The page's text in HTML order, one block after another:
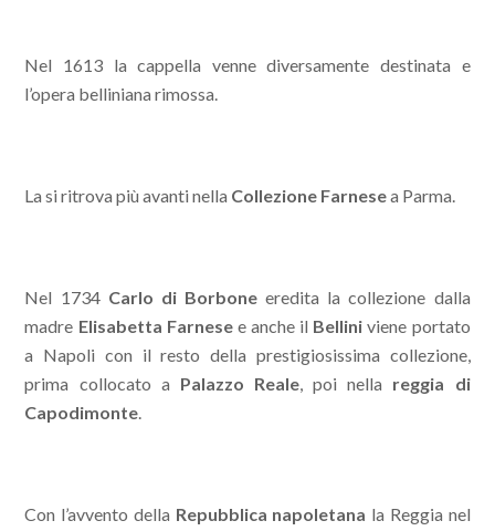
Nel 1613 la cappella venne diversamente destinata e
l’opera belliniana rimossa.
La si ritrova più avanti nella Collezione Farnesea Parma.
Nel 1734 Carlo di Borbone eredita la collezione dalla
madre Elisabetta Farnesee anche il Bellini viene portato
a Napoli con il resto della prestigiosissima collezione,
prima collocato a Palazzo Reale, poi nella reggia di
Capodimonte.
Con l’avvento della Repubblica napoletana la Reggia nel